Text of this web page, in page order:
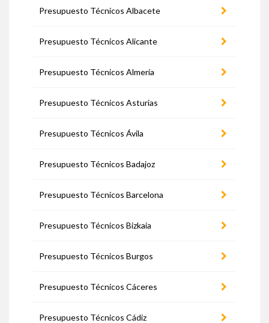
Presupuesto Técnicos Albacete
Presupuesto Técnicos Alicante
Presupuesto Técnicos Almería
Presupuesto Técnicos Asturias
Presupuesto Técnicos Ávila
Presupuesto Técnicos Badajoz
Presupuesto Técnicos Barcelona
Presupuesto Técnicos Bizkaia
Presupuesto Técnicos Burgos
Presupuesto Técnicos Cáceres
Presupuesto Técnicos Cádiz